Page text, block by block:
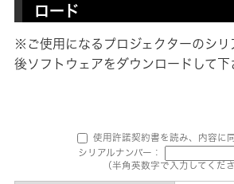
ロード
※ご使用になるプロジェクターのシリ
後ソフトウェアをダウンロードして下
使用許諾契約書を読み、内容に同
シリアルナンバー：
（半角英数字で入力してくださ